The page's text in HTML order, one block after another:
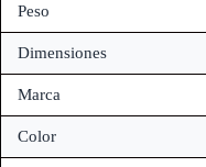
Peso
Dimensiones
Marca
Color